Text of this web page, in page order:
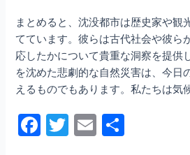
まとめると、沈没都市は歴史家や観
てています。彼らは古代社会や彼ら
応したかについて貴重な洞察を提供
を沈めた悲劇的な自然災害は、今日
えるものでもあります。私たちは気
F
T
E